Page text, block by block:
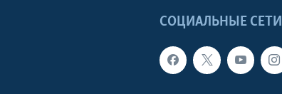
СОЦИАЛЬНЫЕ СЕТИ